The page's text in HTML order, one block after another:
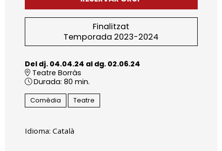
Finalitzat
Temporada 2023-2024
Del dj. 04.04.24 al dg. 02.06.24
Teatre Borràs
Durada: 80 min.
Comèdia Teatre
Idioma: Català